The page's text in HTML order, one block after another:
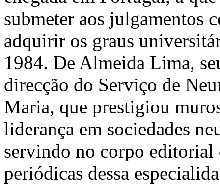
submeter aos julgamentos
adquirir os graus
1984. De Almeida Lima,
direcção do Serviço de
Maria, que prestigiou
liderança em sociedades
servindo no corpo editorial
periódicas dessa